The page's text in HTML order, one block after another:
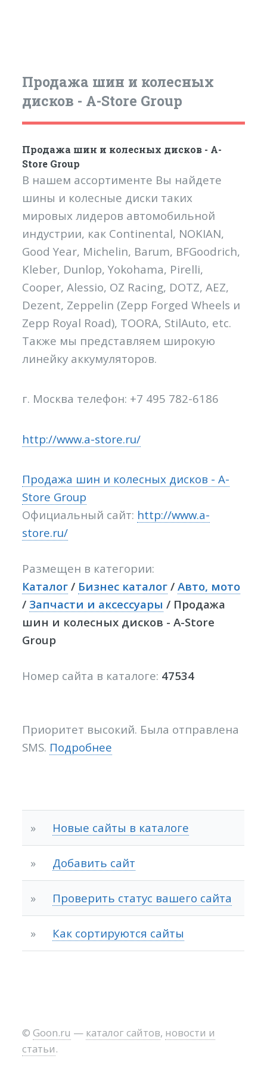
Продажа шин и колесных
дисков - A-Store Group
Продажа шин и колесных дисков - A-
Store Group
В нашем ассортименте Вы найдете
шины и колесные диски таких
мировых лидеров автомобильной
индустрии, как Continental, NOKIAN,
Good Year, Michelin, Barum, BFGoodrich,
Kleber, Dunlop, Yokohama, Pirelli,
Cooper, Alessio, OZ Racing, DOTZ, AEZ,
Dezent, Zeppelin (Zepp Forged Wheels и
Zepp Royal Road), TOORA, StilAuto, etc.
Также мы представляем широкую
линейку аккумуляторов.
г. Москва телефон: +7 495 782-6186
http://www.a-store.ru/
Продажа шин и колесных дисков - A-
Store Group
Официальный сайт: http://www.a-
store.ru/
Размещен в категории:
Каталог / Бизнес каталог /Авто, мото
/ Запчасти и аксессуары / Продажа
шин и колесных дисков - A-Store
Group
Номер сайта в каталоге: 47534
Приоритет высокий. Была отправлена
SMS. Подробнее
» Новые сайты в каталоге
» Добавить сайт
» Проверить статус вашего сайта
» Как сортируются сайты
©Goon.ru — каталог сайтов, новости и
статьи.